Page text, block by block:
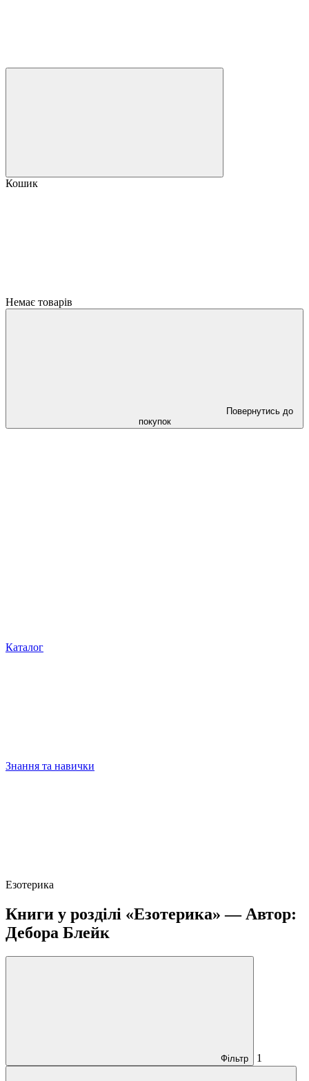
Кошик
Немає товарів
Повернутись до
покупок
Каталог
Знання та навички
Езотерика
Книги у розділі «Езотерика» — Автор:
Дебора Блейк
Фільтр 1